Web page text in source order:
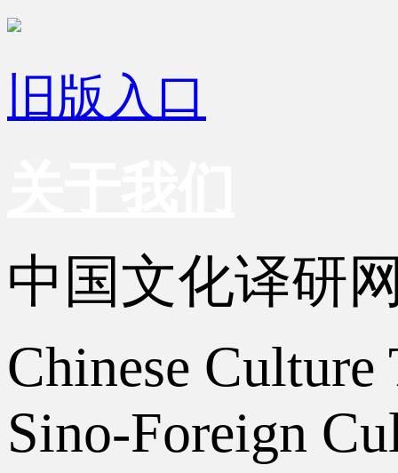
旧版入口
中国文化译研
Chinese
Sino-Foreign